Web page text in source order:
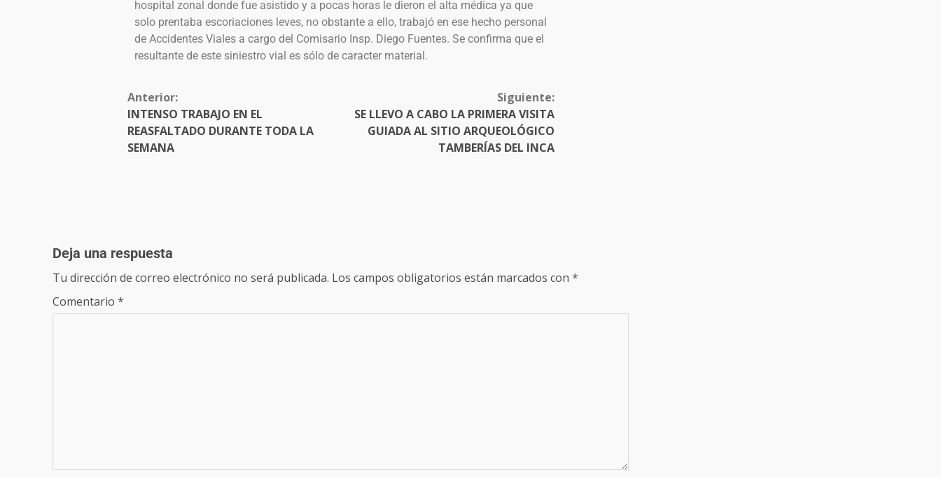
hospital zonal donde fue asistido y a pocas horas le dieron el alta médica ya que
solo prentaba escoriaciones leves, no obstante a ello, trabajó en ese hecho personal
de Accidentes Viales a cargo del Comisario Insp. Diego Fuentes. Se confirma que el
resultante de este siniestro vial es sólo de caracter material.
Anterior:
INTENSO TRABAJO EN EL
REASFALTADO DURANTE TODA LA
SEMANA
Siguiente:
SE LLEVO A CABO LA PRIMERA VISITA
GUIADA AL SITIO ARQUEOLÓGICO
TAMBERÍAS DEL INCA
Deja una respuesta
Tu dirección de correo electrónico no será publicada. Los campos obligatorios están marcados con *
Comentario *